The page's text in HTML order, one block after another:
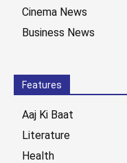
Cinema News
Business News
Features
Aaj Ki Baat
Literature
Health